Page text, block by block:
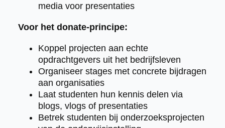
media voor presentaties
Voor het donate-principe:
Koppel projecten aan echte
opdrachtgevers uit het bedrijfsleven
Organiseer stages met concrete bijdragen
aan organisaties
Laat studenten hun kennis delen via
blogs, vlogs of presentaties
Betrek studenten bij onderzoeksprojecten